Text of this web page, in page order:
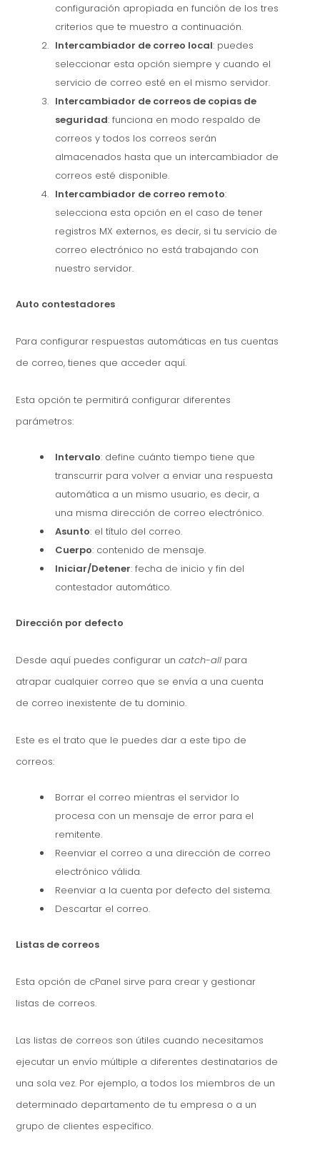
configuración apropiada en función de los tres
criterios que te muestro a continuación.
Intercambiador de correo local: puedes
seleccionar esta opción siempre y cuando el
servicio de correo esté en el mismo servidor.
Intercambiador de correos de copias de
seguridad: funciona en modo respaldo de
correos y todos los correos serán
almacenados hasta que un intercambiador de
correos esté disponible.
Intercambiador de correo remoto:
selecciona esta opción en el caso de tener
registros MX externos, es decir, si tu servicio de
correo electrónico no está trabajando con
nuestro servidor.
Auto contestadores
Para configurar respuestas automáticas en tus cuentas
de correo, tienes que acceder aquí.
Esta opción te permitirá configurar diferentes
parámetros:
Intervalo: define cuánto tiempo tiene que
transcurrir para volver a enviar una respuesta
automática a un mismo usuario, es decir, a
una misma dirección de correo electrónico.
Asunto: el título del correo.
Cuerpo: contenido de mensaje.
Iniciar/Detener: fecha de inicio y fin del
contestador automático.
Dirección por defecto
Desde aquí puedes configurar uncatch-all para
atrapar cualquier correo que se envía a una cuenta
de correo inexistente de tu dominio.
Este es el trato que le puedes dar a este tipo de
correos:
Borrar el correo mientras el servidor lo
procesa con un mensaje de error para el
remitente.
Reenviar el correo a una dirección de correo
electrónico válida.
Reenviar a la cuenta por defecto del sistema.
Descartar el correo.
Listas de correos
Esta opción de cPanel sirve para crear y gestionar
listas de correos.
Las listas de correos son útiles cuando necesitamos
ejecutar un envío múltiple a diferentes destinatarios de
una sola vez. Por ejemplo, a todos los miembros de un
determinado departamento de tu empresa o a un
grupo de clientes específico.